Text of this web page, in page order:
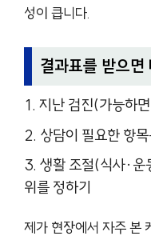
성이 큽니다.
결과표를 받으면
지난 검진(가능하
상담이 필요한 항
생활 조절(식사·
위를 정하기
제가 현장에서 자주 본